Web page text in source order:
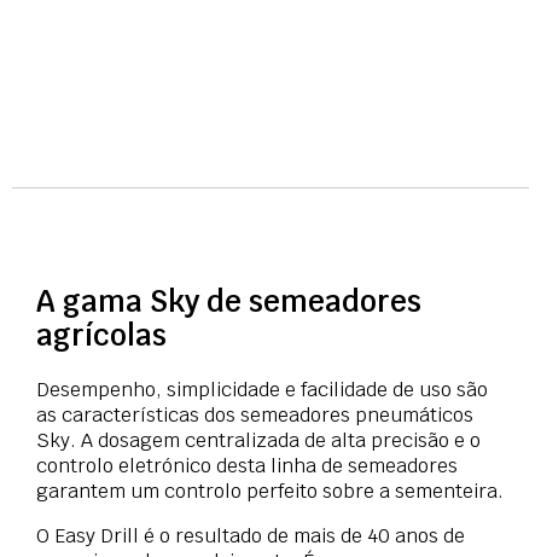
A gama Sky de semeadores
agrícolas
Desempenho, simplicidade e facilidade de uso são
as características dos semeadores pneumáticos
Sky. A dosagem centralizada de alta precisão e o
controlo eletrónico desta linha de semeadores
garantem um controlo perfeito sobre a sementeira.
O Easy Drill é o resultado de mais de 40 anos de